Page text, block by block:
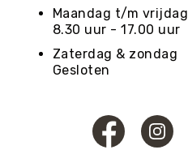
Ball
Roundnet
Rugby
Skate
Sporten
Maandag t/m vrijdag
8.30 uur - 17.00 uur
Zaterdag & zondag
Gesloten